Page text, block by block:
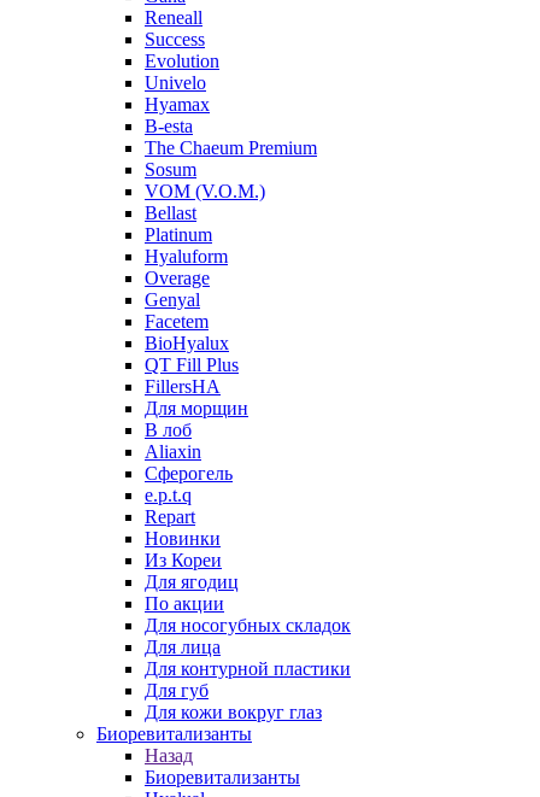
Reneall
Success
Evolution
Univelo
Hyamax
B-esta
The Chaeum Premium
Sosum
VOM (V.O.M.)
Bellast
Platinum
Hyaluform
Overage
Genyal
Facetem
BioHyalux
QT Fill Plus
FillersHA
Для морщин
В лоб
Aliaxin
Сферогель
e.p.t.q
Repart
Новинки
Из Кореи
Для ягодиц
По акции
Для носогубных складок
Для лица
Для контурной пластики
Для губ
Для кожи вокруг глаз
Биоревитализанты
Назад
Биоревитализанты